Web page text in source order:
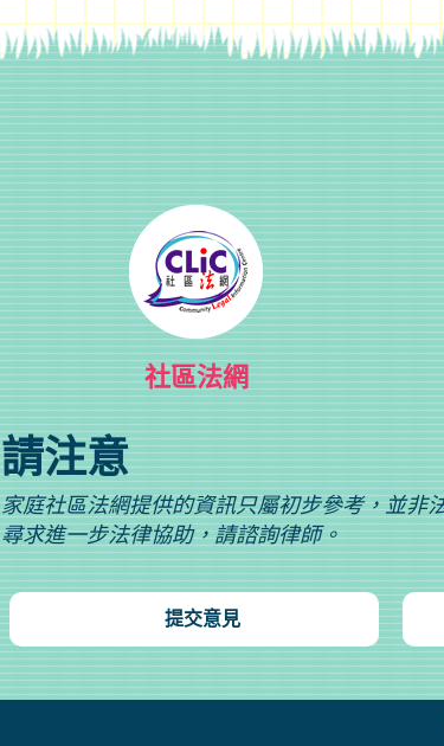
社區法網
請注意
家庭社區法網提供的資訊只屬初步參考，並非
尋求進一步法律協助，請諮詢律師。
提交意見